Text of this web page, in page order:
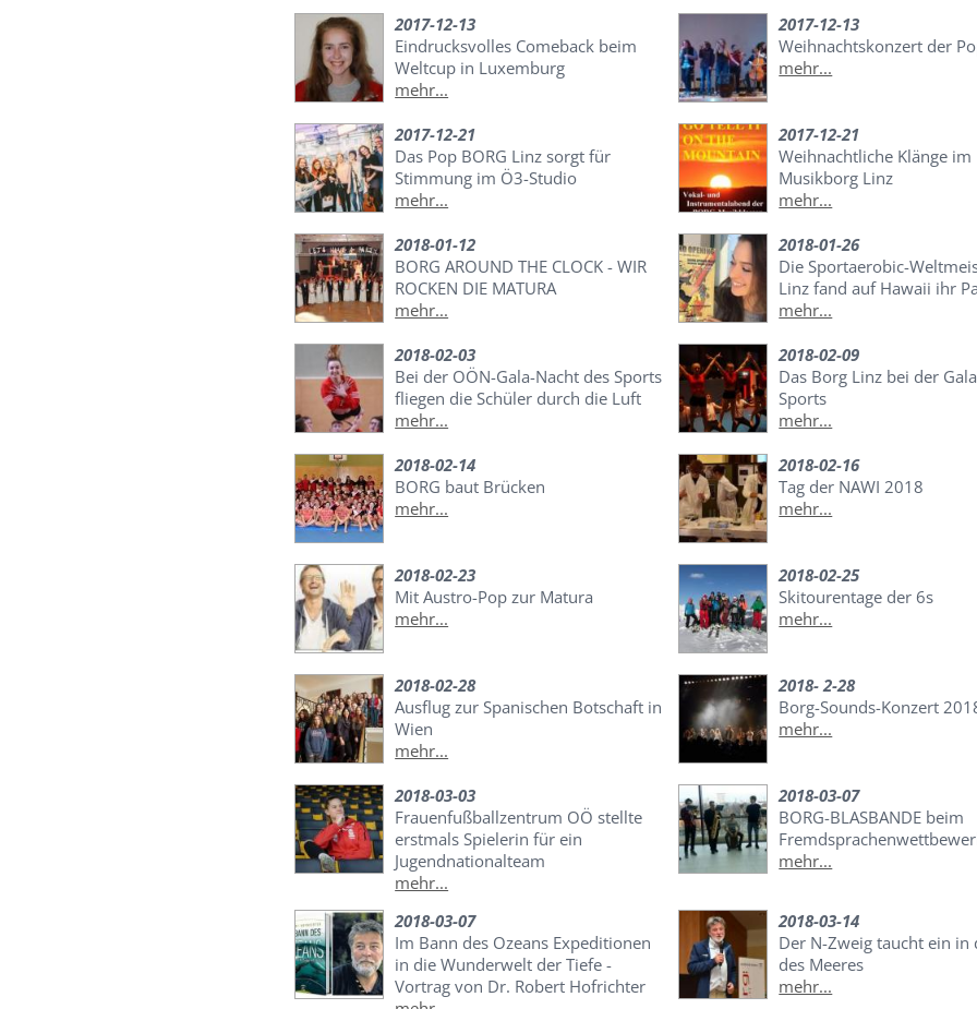
2017-12-13
Eindrucksvolles Comeback beim
Weltcup in Luxemburg
mehr...
2017-12-13
Weihnachtskonzert der
mehr...
2017-12-21
Das Pop BORG Linz sorgt für
Stimmung im Ö3-Studio
mehr...
2017-12-21
Weihnachtliche Klänge im
Musikborg Linz
mehr...
2018-01-12
BORG AROUND THE CLOCK - WIR
ROCKEN DIE MATURA
mehr...
2018-01-26
Die Sportaerobic-
Linz fand auf Hawaii ihr
mehr...
2018-02-03
Bei der OÖN-Gala-Nacht des Sports
fliegen die Schüler durch die Luft
mehr...
2018-02-09
Das Borg Linz bei der
Sports
mehr...
2018-02-14
BORG baut Brücken
mehr...
2018-02-16
Tag der NAWI 2018
mehr...
2018-02-23
Mit Austro-Pop zur Matura
mehr...
2018-02-25
Skitourentage der 6s
mehr...
2018-02-28
Ausflug zur Spanischen Botschaft in
Wien
mehr...
2018- 2-28
Borg-Sounds-Konzert
mehr...
2018-03-03
Frauenfußballzentrum OÖ stellte
erstmals Spielerin für ein
Jugendnationalteam
mehr...
2018-03-07
BORG-BLASBANDE beim
mehr...
2018-03-07
Im Bann des Ozeans Expeditionen
in die Wunderwelt der Tiefe -
Vortrag von Dr. Robert Hofrichter
2018-03-14
Der N-Zweig taucht ein in
des Meeres
mehr...